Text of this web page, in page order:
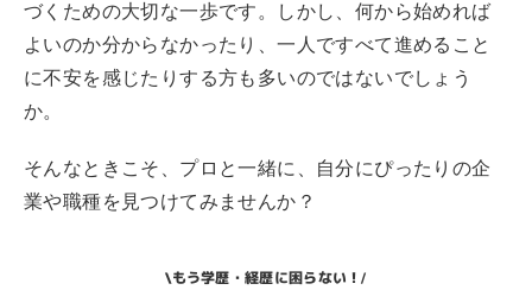
づくための大切な一歩です。しかし、何から始めれば
よいのか分からなかったり、一人ですべて進めること
に不安を感じたりする方も多いのではないでしょう
か。
そんなときこそ、プロと一緒に、自分にぴったりの企
業や職種を見つけてみませんか？
\もう学歴・経歴に困らない！/